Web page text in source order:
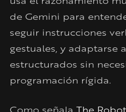
de Gemini para
seguir instrucciones
gestuales, y adaptarse
estructurados sin
programación rígida.
Como señala The